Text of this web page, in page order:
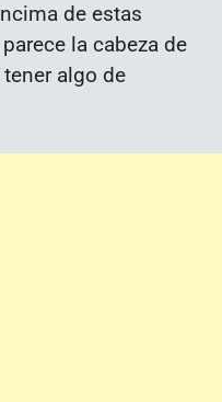
de estas
la cabeza de
algo de